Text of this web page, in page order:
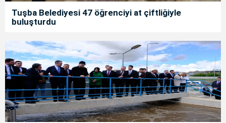
Tuşba Belediyesi 47 öğrenciyi at çiftliğiyle
buluşturdu